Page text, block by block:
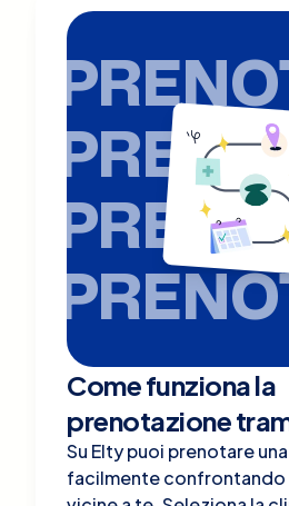
Come funziona la
prenotazione
Su Elty puoi prenotare
facilmente confrontando